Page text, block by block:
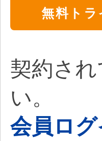
無料トラ
契約さ
い。
会員ロ